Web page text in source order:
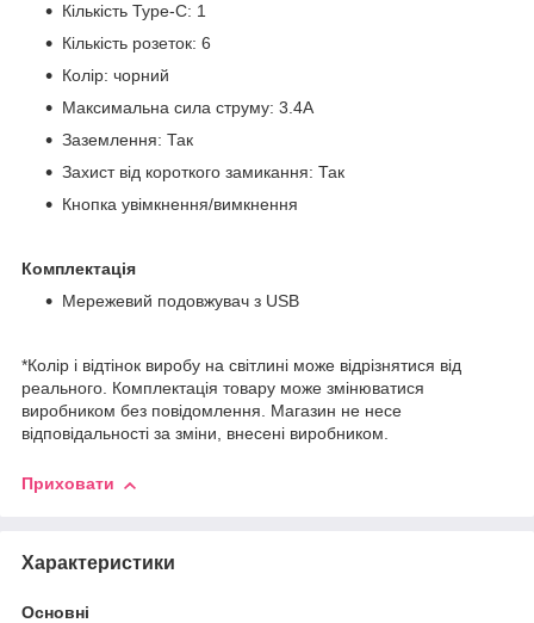
Кількість Type-C: 1
Кількість розеток: 6
Колір: чорний
Максимальна сила струму: 3.4А
Заземлення: Так
Захист від короткого замикання: Так
Кнопка увімкнення/вимкнення
Комплектація
Мережевий подовжувач з USB
*Колір і відтінок виробу на світлині може відрізнятися від
реального. Комплектація товару може змінюватися
виробником без повідомлення. Магазин не несе
відповідальності за зміни, внесені виробником.
Приховати
Характеристики
Основні